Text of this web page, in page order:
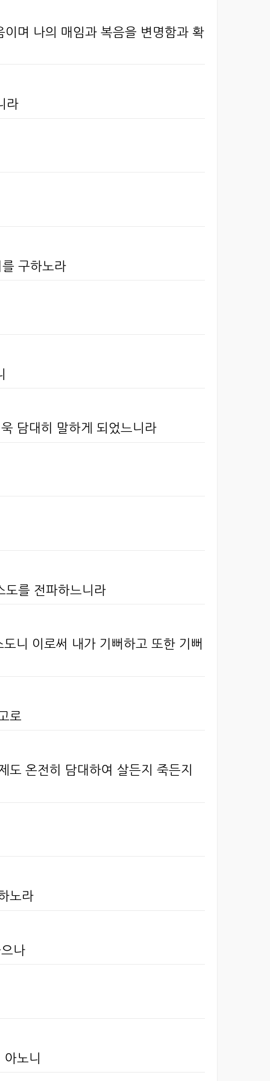
며 나의 매임과 복음을 변명함과 확
라
구하노라
담대히 말하게 되었느니라
도를 전파하느니라
니 이로써 내가 기뻐하고 또한 기뻐
로
온전히 담대하여 살든지 죽든지
노라
나
노니